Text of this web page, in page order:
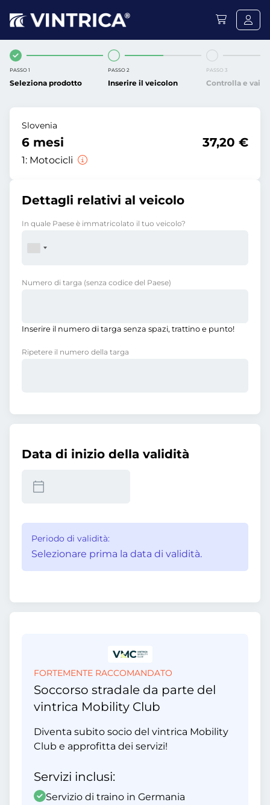
PASSO 1
Seleziona prodotto
PASSO 2
Inserire il veicolon
PASSO 3
Controlla e vai
Slovenia
6 mesi
1: Motocicli
37,20 €
Dettagli relativi al veicolo
In quale Paese è immatricolato il tuo veicolo?
Numero di targa (senza codice del Paese)
Inserire il numero di targa senza spazi, trattino e punto!
Ripetere il numero della targa
Data di inizio della validità
Periodo di validità:
Selezionare prima la data di validità.
FORTEMENTE RACCOMANDATO
Soccorso stradale da parte del
vintrica Mobility Club
Diventa subito socio del vintrica Mobility
Club e approfitta dei servizi!
Servizi inclusi:
Servizio di traino in Germania